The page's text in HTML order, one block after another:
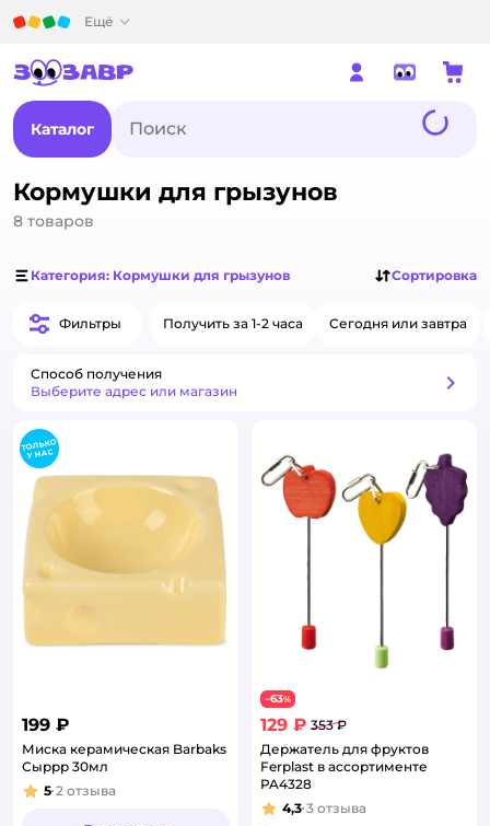
Ещё
Каталог
Кормушки для грызунов
8 товаров
Категория: Кормушки для грызунов Сортировка
Фильтры Получить за 1-2 часа Сегодня или завтра
Способ получения
Выберите адрес или магазин
199 ₽
Миска керамическая Barbaks
Сыррр 30мл
Рейтинг:
5 2 отзыва
−63%
129 ₽ 353 ₽
Держатель для фруктов
Ferplast в ассортименте
PA4328
Рейтинг:
4,3 3 отзыва